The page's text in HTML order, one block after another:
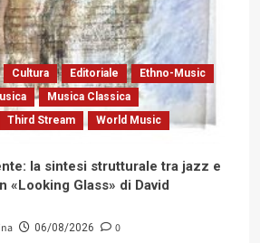
Cultura Editoriale
Ethno-Music
Musica Classica
Third Stream World Music
la sintesi strutturale tra jazz e
«Looking Glass» di David
06/08/2026 0